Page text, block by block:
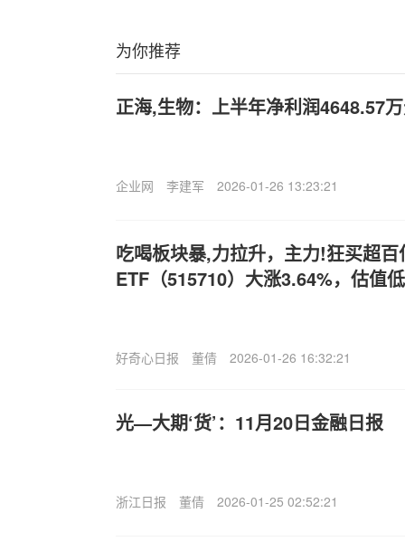
为你推荐
正海,生物：上半年净利润4648.57
企业网 李建军 2026-01-26 13:23:21
吃喝板块暴,力拉升，主力!狂买超
ETF（515710）大涨3.64%，估值
好奇心日报 董倩 2026-01-26 16:32:21
光—大期‘货’：11月20日金融日报
浙江日报 董倩 2026-01-25 02:52:21